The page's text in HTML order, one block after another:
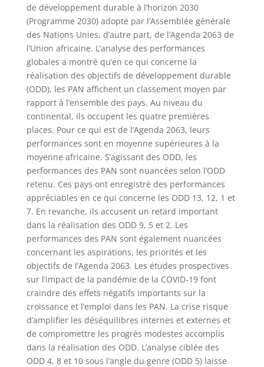
de développement durable à l’horizon 2030
(Programme 2030) adopté par l’Assemblée générale
des Nations Unies, d’autre part, de l’Agenda 2063 de
l’Union africaine. L’analyse des performances
globales a montré qu’en ce qui concerne la
réalisation des objectifs de développement durable
(ODD), les PAN affichent un classement moyen par
rapport à l’ensemble des pays. Au niveau du
continental, ils occupent les quatre premières
places. Pour ce qui est de l’Agenda 2063, leurs
performances sont en moyenne supérieures à la
moyenne africaine. S’agissant des ODD, les
performances des PAN sont nuancées selon l’ODD
retenu. Ces pays ont enregistré des performances
appréciables en ce qui concerne les ODD 13, 12, 1 et
7. En revanche, ils accusent un retard important
dans la réalisation des ODD 9, 5 et 2. Les
performances des PAN sont également nuancées
concernant les aspirations, les priorités et les
objectifs de l’Agenda 2063. Les études prospectives
sur l’impact de la pandémie de la COVID-19 font
craindre des effets négatifs importants sur la
croissance et l’emploi dans les PAN. La crise risque
d’amplifier les déséquilibres internes et externes et
de compromettre les progrès modestes accomplis
dans la réalisation des ODD. L’analyse ciblée des
ODD 4, 8 et 10 sous l’angle du genre (ODD 5) laisse